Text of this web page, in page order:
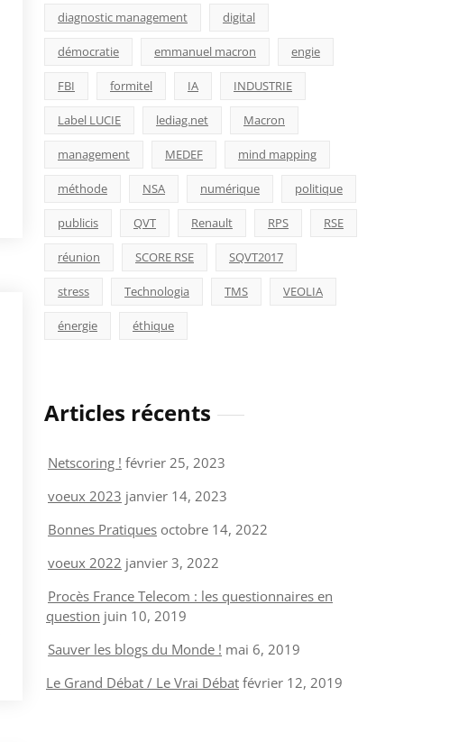
diagnostic management digital
démocratie emmanuel macron engie
FBI formitel IA INDUSTRIE
Label LUCIE lediag.net Macron
management MEDEF mind mapping
méthode NSA numérique politique
publicis QVT Renault RPS RSE
réunion SCORE RSE SQVT2017
stress Technologia TMS VEOLIA
énergie éthique
Articles récents
Netscoring ! février 25, 2023
voeux 2023 janvier 14, 2023
Bonnes Pratiques octobre 14, 2022
voeux 2022 janvier 3, 2022
Procès France Telecom : les questionnaires en
question juin 10, 2019
Sauver les blogs du Monde ! mai 6, 2019
Le Grand Débat / Le Vrai Débat février 12, 2019